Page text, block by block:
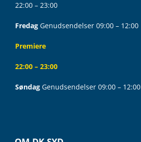
22:00 – 23:00
Fredag Genudsendelser 09:00 – 12:00
Premiere
22:00 – 23:00
Søndag Genudsendelser 09:00 – 12:00